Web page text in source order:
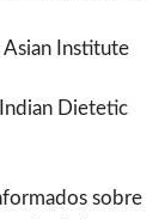
Institute
Dietetic
sobre